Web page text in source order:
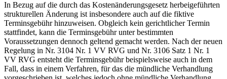
In Bezug auf die durch das Kostenänderungsgesetz herbeigeführten
strukturellen Änderung ist insbesondere auch auf die fiktive
Terminsgebühr hinzuweisen. Obgleich kein gerichtlicher Termin
stattfindet, kann die Terminsgebühr unter bestimmten
Voraussetzungen dennoch geltend gemacht werden. Nach der neuen
Regelung in Nr. 3104 Nr. 1 VV RVG und Nr. 3106 Satz 1 Nr. 1
VV RVG entsteht die Terminsgebühr beispielsweise auch in dem
Fall, dass in einem Verfahren, für das die mündliche Verhandlung